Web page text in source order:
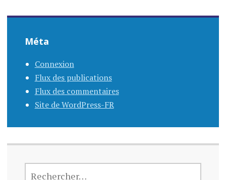
Méta
Connexion
Flux des publications
Flux des commentaires
Site de WordPress-FR